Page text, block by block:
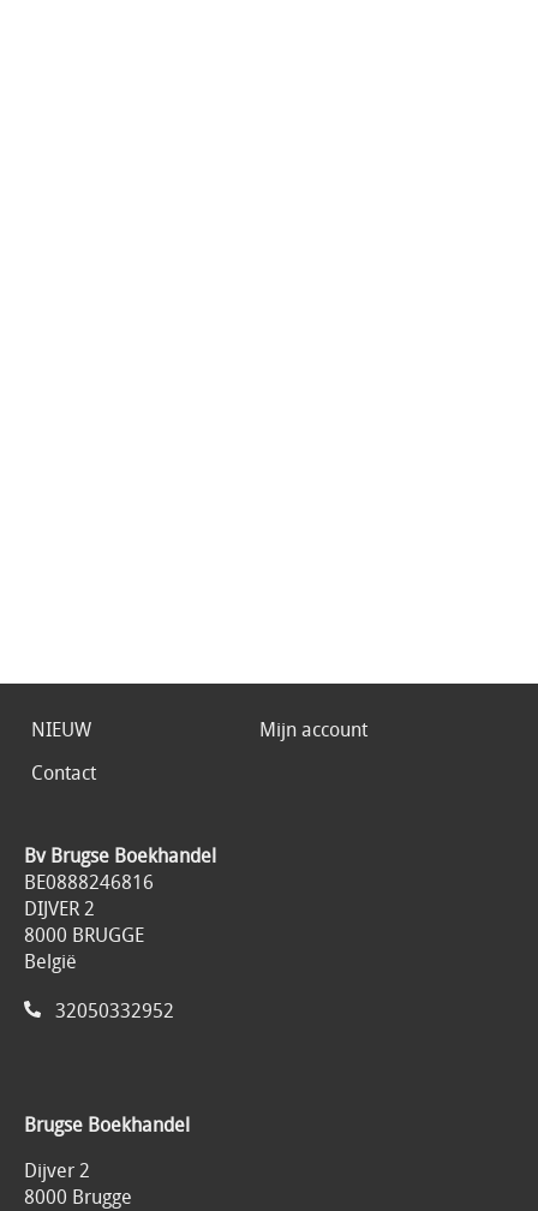
NIEUW
Mijn account
Contact
Bv Brugse Boekhandel
BE0888246816
DIJVER 2
8000 BRUGGE
België
32050332952
Brugse Boekhandel
Dijver 2
8000 Brugge